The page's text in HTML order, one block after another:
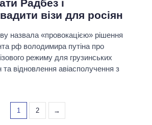
Радбез і
візи для росіян
назвала «провокацією» рішення
рф володимира путіна про
режиму для грузинських
та відновлення авіасполучення з
1 2 →